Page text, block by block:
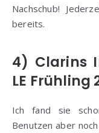
Nachschub!
bereits.
4) Clarins
LE Frühling
Ich fand sie
Benutzen aber